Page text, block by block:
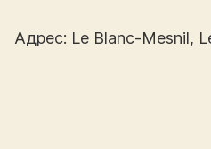
Адрес: Le Blanc-Mesnil,